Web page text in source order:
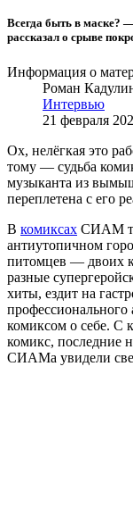
Всегда быть в маске?
рассказал о срыве
Информация о
Роман
Интервью
21 февраля
Ох, нелёгкая это
тому — судьба
музыканта из
переплетена с его
В комиксах СИАМ
антиутопичном
питомцев — двоих
разные
хиты, ездит на
профессионального
комиксом о себе. С
комикс, последние
СИАМа увидели